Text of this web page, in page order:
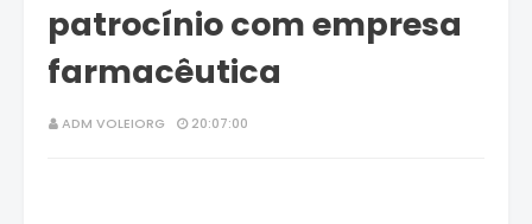
patrocínio com empresa
farmacêutica
ADM VOLEIORG 20:07:00